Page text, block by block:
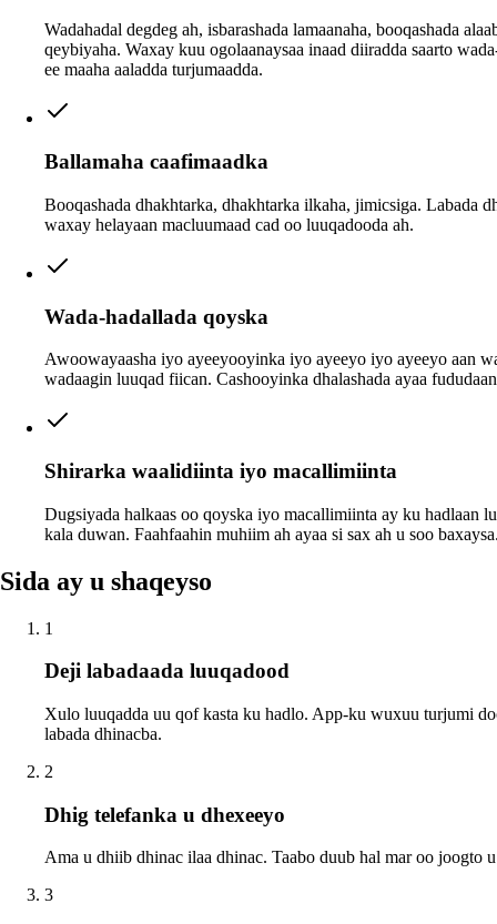
Wadahadal degdeg ah, isbarashada lamaanaha, booqashada
qeybiyaha. Waxay kuu ogolaanaysaa inaad diiradda saarto
ee maaha aaladda turjumaadda.
Ballamaha caafimaadka
Booqashada dhakhtarka, dhakhtarka ilkaha, jimicsiga. Labada
waxay helayaan macluumaad cad oo luuqadooda ah.
Wada-hadallada qoyska
Awoowayaasha iyo ayeeyooyinka iyo ayeeyo iyo ayeeyo aan
wadaagin luuqad fiican. Cashooyinka dhalashada ayaa
Shirarka waalidiinta iyo macallimiinta
Dugsiyada halkaas oo qoyska iyo macallimiinta ay ku hadlaan
kala duwan. Faahfaahin muhiim ah ayaa si sax ah u soo
Sida ay u shaqeyso
1
Deji labadaada luuqadood
Xulo luuqadda uu qof kasta ku hadlo. App-ku wuxuu turjumi
labada dhinacba.
2
Dhig telefanka u dhexeeyo
Ama u dhiib dhinac ilaa dhinac. Taabo duub hal mar oo joogto
3